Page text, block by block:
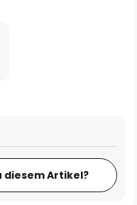
diesem Artikel?